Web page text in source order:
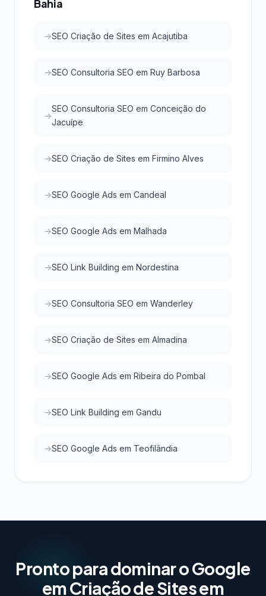
Bahia
SEO Criação de Sites em Acajutiba
SEO Consultoria SEO em Ruy Barbosa
SEO Consultoria SEO em Conceição do
Jacuípe
SEO Criação de Sites em Firmino Alves
SEO Google Ads em Candeal
SEO Google Ads em Malhada
SEO Link Building em Nordestina
SEO Consultoria SEO em Wanderley
SEO Criação de Sites em Almadina
SEO Google Ads em Ribeira do Pombal
SEO Link Building em Gandu
SEO Google Ads em Teofilândia
Pronto para dominar o Google
em Criação de Sites em